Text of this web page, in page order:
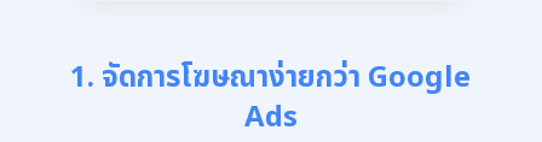
1. จัดการโฆษณาง่ายกว่า Google
Ads